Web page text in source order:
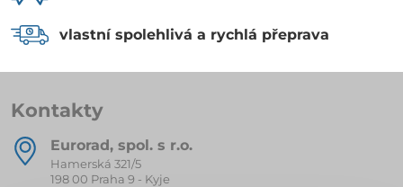
vlastní spolehlivá a rychlá přeprava
Kontakty
Eurorad, spol​. s r​.o​.
Hamerská 321/5
198 00 Praha 9 - Kyje